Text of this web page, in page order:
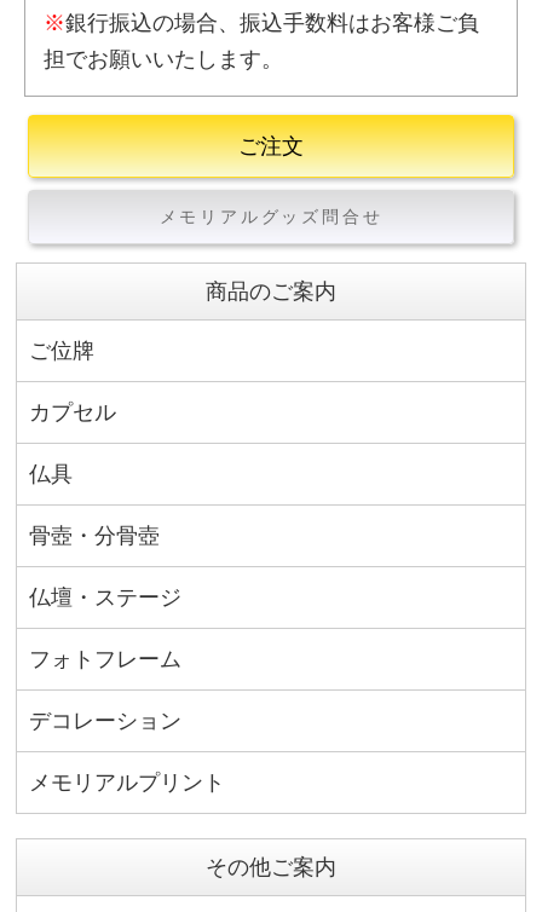
※銀行振込の場合、振込手数料はお客様ご負
担でお願いいたします。
ご注文
メモリアルグッズ問合せ
商品のご案内
ご位牌
カプセル
仏具
骨壺・分骨壺
仏壇・ステージ
フォトフレーム
デコレーション
メモリアルプリント
その他ご案内